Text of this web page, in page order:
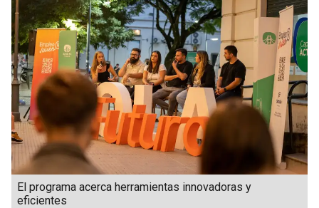
El programa acerca herramientas innovadoras y
eficientes